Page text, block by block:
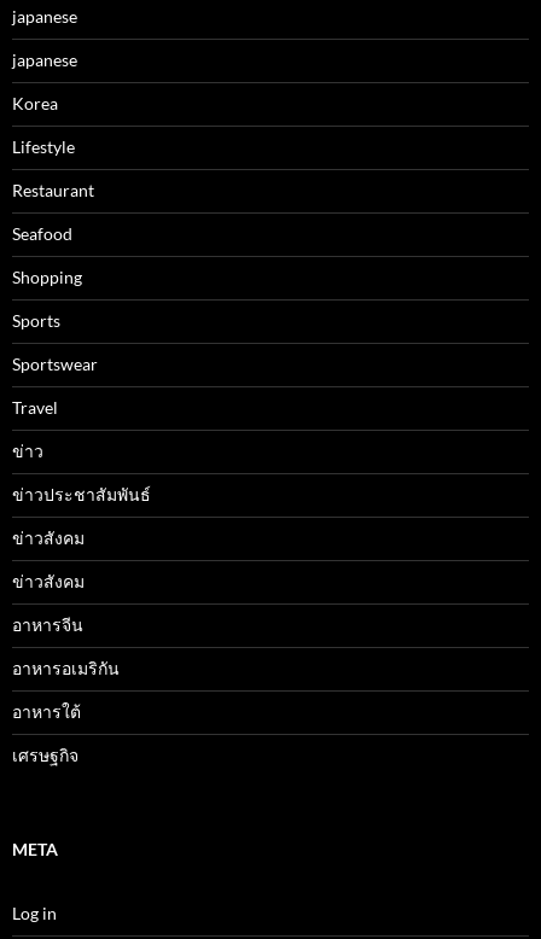
japanese
japanese
Korea
Lifestyle
Restaurant
Seafood
Shopping
Sports
Sportswear
Travel
ข่าว
ข่าวประชาสัมพันธ์
ข่าวสังคม
ข่าวสังคม
อาหารจีน
อาหารอเมริกัน
อาหารใต้
เศรษฐกิจ
META
Log in